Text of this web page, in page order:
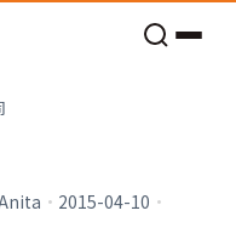
· 2015-04-10 ·